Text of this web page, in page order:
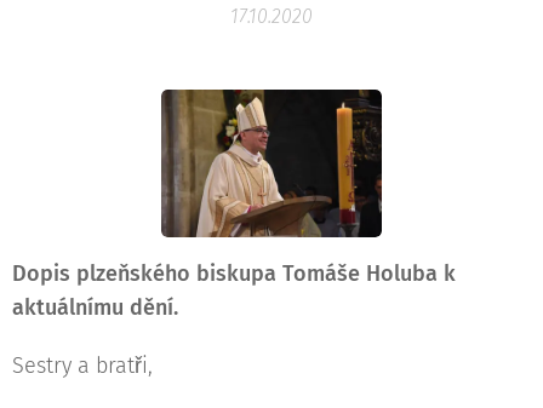
17.10.2020
Dopis plzeňského biskupa Tomáše Holuba k
aktuálnímu dění.
Sestry a bratři,